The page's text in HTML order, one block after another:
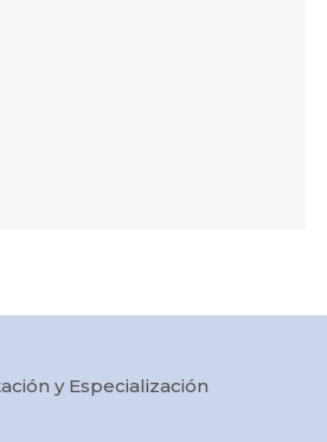
la comisión. Estos
y Especialización